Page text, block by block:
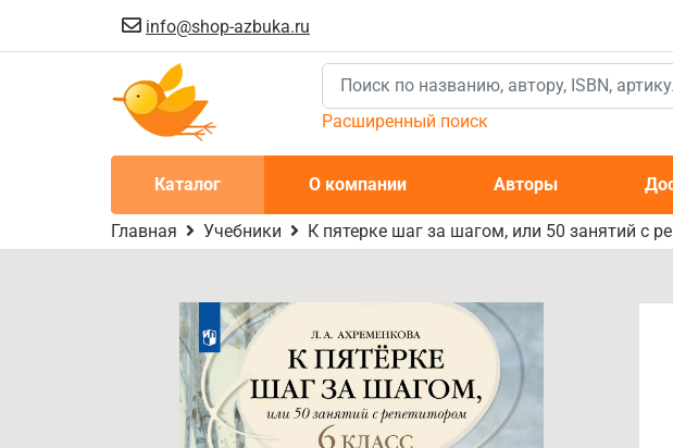
info@shop-azbuka.ru
Расширенный поиск
Каталог О компании Авторы
Главная Учебники К пятерке шаг за шагом, или 50 занятий с